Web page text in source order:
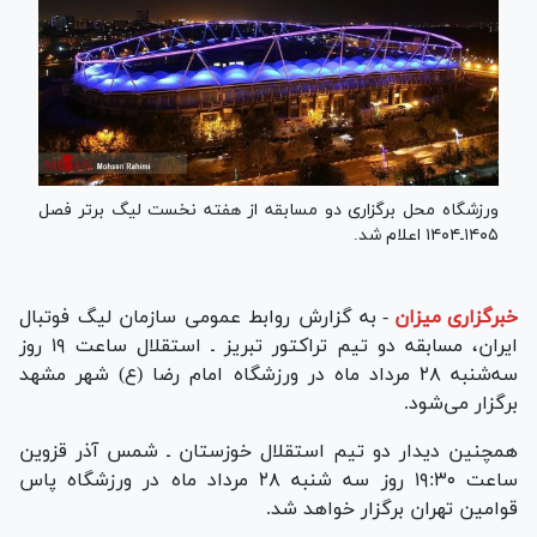
ورزشگاه محل برگزاری دو مسابقه از هفته نخست لیگ برتر فصل
۱۴۰۵ـ۱۴۰۴ اعلام شد.
خبرگزاری میزان - به گزارش روابط عمومی سازمان لیگ فوتبال
ایران، مسابقه دو تیم تراکتور تبریز ـ استقلال ساعت ۱۹ روز
سه‌شنبه ۲۸ مرداد ماه در ورزشگاه امام رضا (ع) شهر مشهد
برگزار می‌شود.
همچنین دیدار دو تیم استقلال خوزستان ـ شمس آذر قزوین
ساعت ۱۹:۳۰ روز سه شنبه ۲۸ مرداد ماه در ورزشگاه پاس
قوامین تهران برگزار خواهد شد.